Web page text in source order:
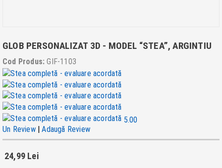
GLOB PERSONALIZAT 3D - MODEL “STEA”, ARGINTIU
Cod Produs: GIF-1103
5.00
Un Review|Adaugă Review
24,99 Lei